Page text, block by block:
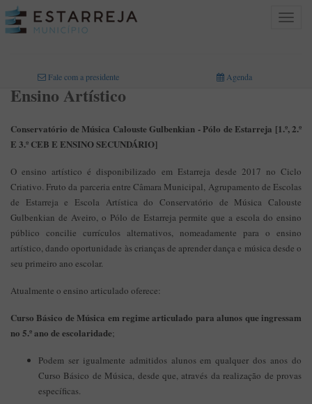
Toggle
Fale com a presidente Agenda
Ensino Artístico
Conservatório de Música Calouste Gulbenkian - Pólo de Estarreja [1.º, 2.º
E 3.º CEB E ENSINO SECUNDÁRIO]
O ensino artístico é disponibilizado em Estarreja desde 2017 no Ciclo
Criativo. Fruto da parceria entre Câmara Municipal, Agrupamento de Escolas
de Estarreja e Escola Artística do Conservatório de Música Calouste
Gulbenkian de Aveiro, o Pólo de Estarreja permite que a escola do ensino
público concilie currículos alternativos, nomeadamente para o ensino
artístico, dando oportunidade às crianças de aprender dança e música desde o
seu primeiro ano escolar.
Atualmente o ensino articulado oferece:
Curso Básico de Música em regime articulado para alunos que ingressam
no 5.º ano de escolaridade;
Podem ser igualmente admitidos alunos em qualquer dos anos do
Curso Básico de Música, desde que, através da realização de provas
específicas.